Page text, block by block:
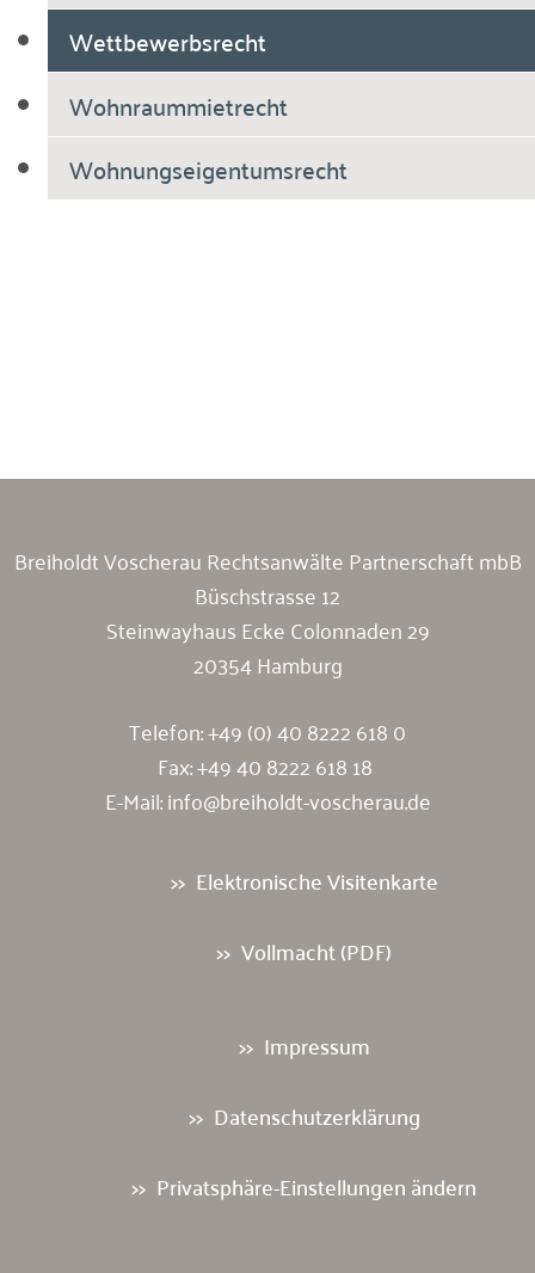
Wettbewerbsrecht
Wohnraummietrecht
Wohnungseigentumsrecht
Breiholdt Voscherau Rechtsanwälte Partnerschaft mbB
Büschstrasse 12
Steinwayhaus Ecke Colonnaden 29
20354 Hamburg
Telefon:+49 (0) 40 8222 618 0
Fax: +49 40 8222 618 18
E-Mail:info@breiholdt-voscherau.de
Elektronische Visitenkarte
Vollmacht (PDF)
Impressum
Datenschutzerklärung
Privatsphäre-Einstellungen ändern